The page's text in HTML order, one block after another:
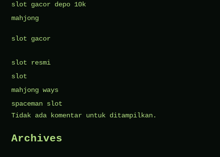
slot gacor depo 10k
mahjong
slot gacor
slot resmi
slot
mahjong ways
spaceman slot
Tidak ada komentar untuk ditampilkan.
Archives